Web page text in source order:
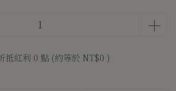
抵紅利 0 點 (約等於 NT$0 )